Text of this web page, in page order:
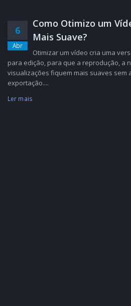
6
Abr
Como Otimizo um
Mais Suave?
Otimizar um vídeo cria uma
para edição, para que a reprodução, a
visualizações fiquem mais suaves sem
exportação....
Ler mais